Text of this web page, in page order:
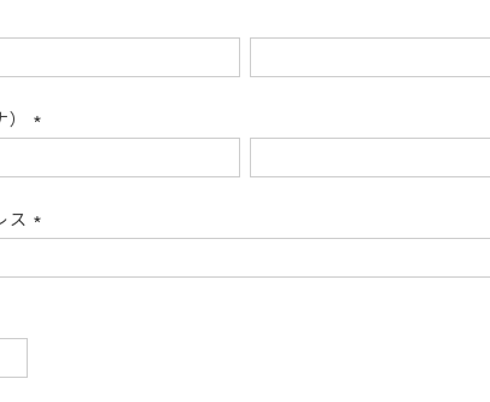
須)
ス
須)